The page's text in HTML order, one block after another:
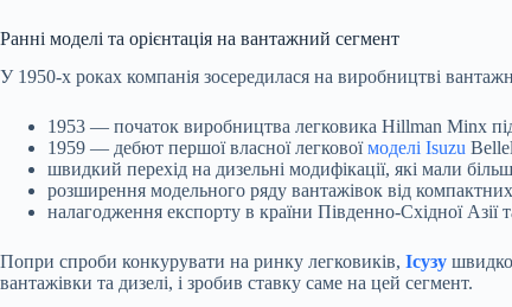
Ранні моделі та орієнтація на вантажний сегмент
У 1950-х роках компанія зосередилася на виробництві
1953 — початок виробництва легковика Hillman Minx
1959 — дебют першої власної легковоїмоделі Isuzu
швидкий перехід на дизельні модифікації, які мали
розширення модельного ряду вантажівок від
налагодження експорту в країни Південно-Східної Азії
Попри спроби конкурувати на ринку легковиків, Ісузу
вантажівки та дизелі, і зробив ставку саме на цей сегмент.